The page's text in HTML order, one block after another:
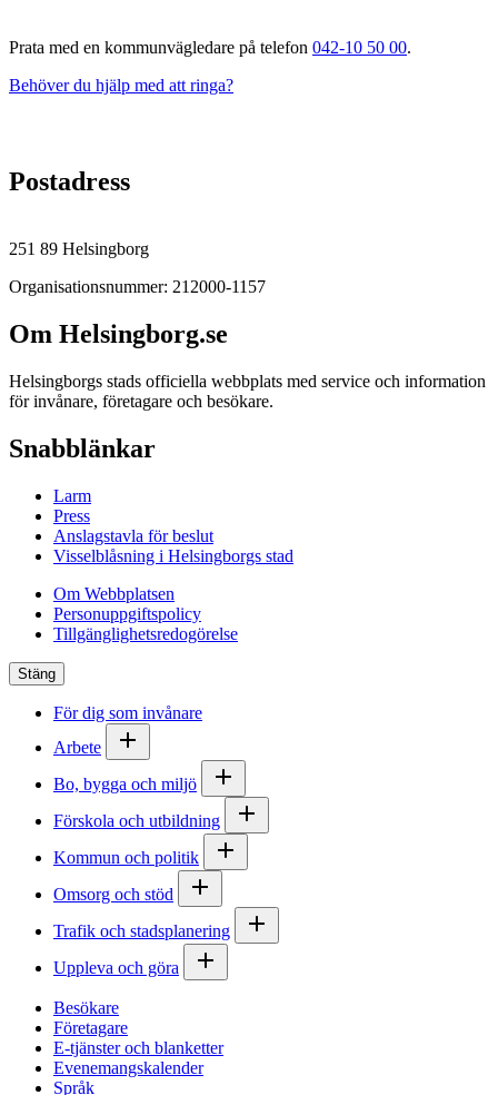
Prata med en kommunvägledare på telefon 042-10 50 00.
Behöver du hjälp med att ringa?
Postadress
251 89 Helsingborg
Organisationsnummer: 212000-1157
Om Helsingborg.se
Helsingborgs stads officiella webbplats med service och information
för invånare, företagare och besökare.
Snabblänkar
Larm
Press
Anslagstavla för beslut
Visselblåsning i Helsingborgs stad
Om Webbplatsen
Personuppgiftspolicy
Tillgänglighetsredogörelse
Stäng
För dig som invånare
Arbete
Bo, bygga och miljö
Förskola och utbildning
Kommun och politik
Omsorg och stöd
Trafik och stadsplanering
Uppleva och göra
Besökare
Företagare
E-tjänster och blanketter
Evenemangskalender
Språk